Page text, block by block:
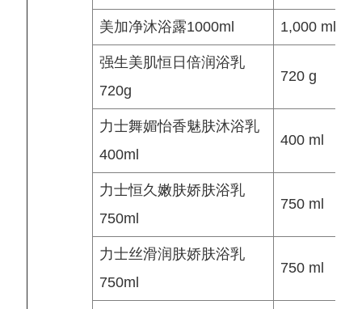
美加净沐浴露1000ml 1,000 ml
强生美肌恒日倍润浴乳
720g
720 g
力士舞媚怡香魅肤沐浴乳
400ml
400 ml
力士恒久嫩肤娇肤浴乳
750ml
750 ml
力士丝滑润肤娇肤浴乳
750ml
750 ml